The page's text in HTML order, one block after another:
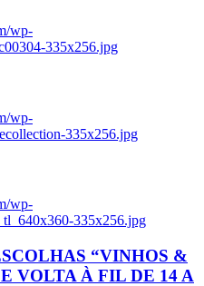
wp-
335x256.jpg
wp-
335x256.jpg
wp-
335x256.jpg
“VINHOS &
VOLTA À FIL DE 14 A